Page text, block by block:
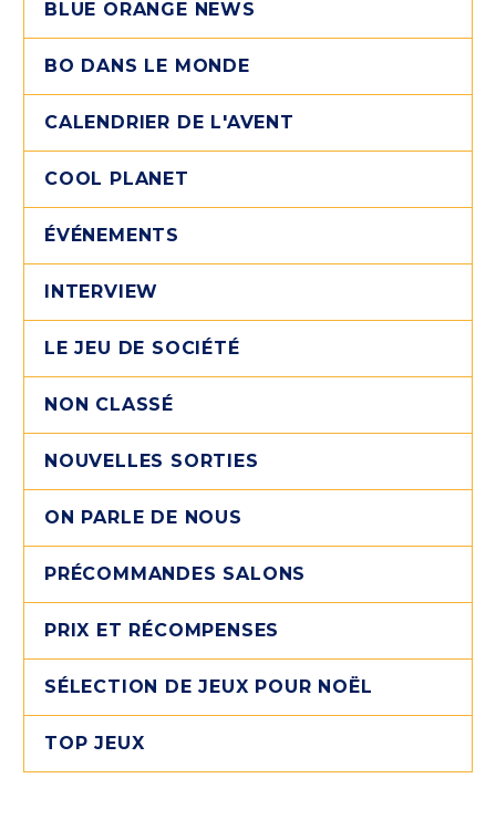
BLUE ORANGE NEWS
BO DANS LE MONDE
CALENDRIER DE L'AVENT
COOL PLANET
ÉVÉNEMENTS
INTERVIEW
LE JEU DE SOCIÉTÉ
NON CLASSÉ
NOUVELLES SORTIES
ON PARLE DE NOUS
PRÉCOMMANDES SALONS
PRIX ET RÉCOMPENSES
SÉLECTION DE JEUX POUR NOËL
TOP JEUX